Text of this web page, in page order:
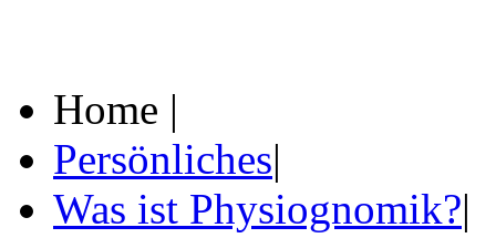
Home |
Persönliches|
Was ist Physiognomik?|